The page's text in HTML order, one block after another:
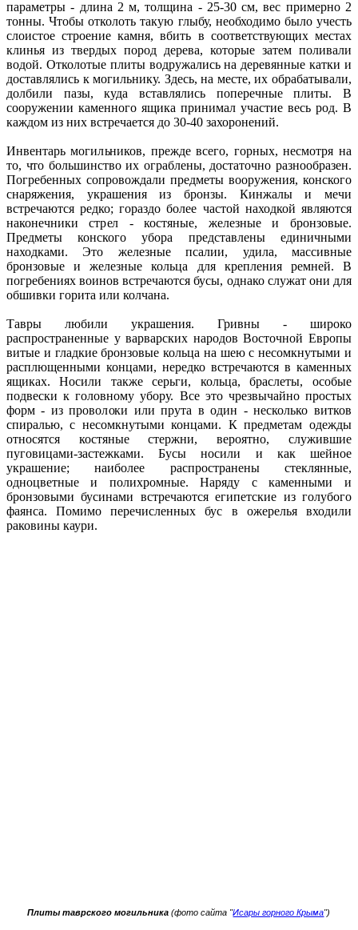
параметры - длина 2 м, толщина - 25-30 см, вес примерно 2
тонны. Чтобы отколоть такую глыбу, необходимо было учесть
слоистое строение камня, вбить в соответствующих местах
клинья из твердых пород дерева, которые затем поливали
водой. Отколотые плиты водружались на деревянные катки и
доставлялись к могильнику. Здесь, на месте, их обрабатывали,
долбили пазы, куда вставлялись поперечные плиты. В
сооружении каменного ящика принимал участие весь род. В
каждом из них встречается до 30-40 захоронений.
Инвентарь могильников, прежде всего, горных, несмотря на
то, что большинство их ограблены, достаточно разнообразен.
Погребенных сопровождали предметы вооружения, конского
снаряжения, украшения из бронзы. Кинжалы и мечи
встречаются редко; гораздо более частой находкой являются
наконечники стрел - костяные, железные и бронзовые.
Предметы конского убора представлены единичными
находками. Это железные псалии, удила, массивные
бронзовые и железные кольца для крепления ремней. В
погребениях воинов встречаются бусы, однако служат они для
обшивки горита или колчана.
Тавры любили украшения. Гривны - широко
распространенные у варварских народов Восточной Европы
витые и гладкие бронзовые кольца на шею с несомкнутыми и
расплющенными концами, нередко встречаются в каменных
ящиках. Носили также серьги, кольца, браслеты, особые
подвески к головному убору. Все это чрезвычайно простых
форм - из проволоки или прута в один - несколько витков
спиралью, с несомкнутыми концами. К предметам одежды
относятся костяные стержни, вероятно, служившие
пуговицами-застежками. Бусы носили и как шейное
украшение; наиболее распространены стеклянные,
одноцветные и полихромные. Наряду с каменными и
бронзовыми бусинами встречаются египетские из голубого
фаянса. Помимо перечисленных бус в ожерелья входили
раковины каури.
Плиты таврского могильника(фото сайта "Исары горного Крыма")